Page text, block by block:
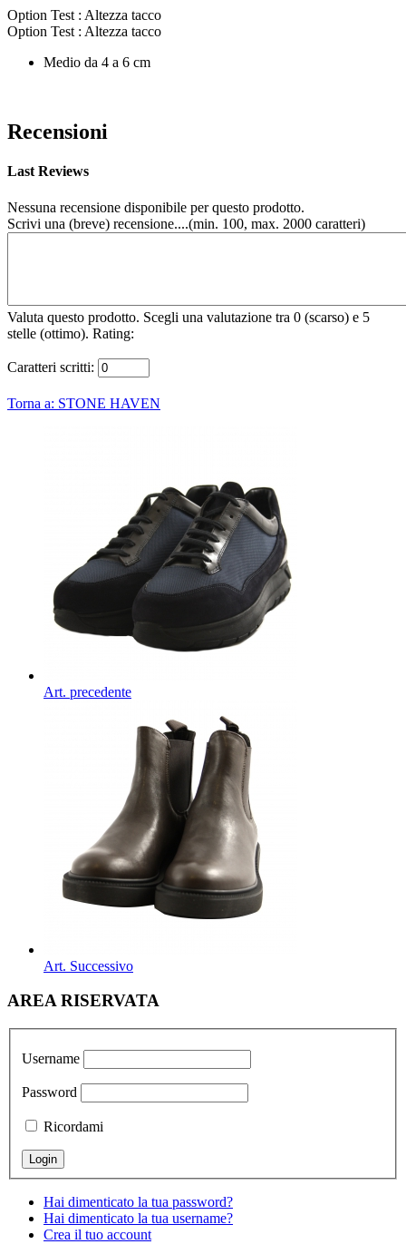
Option Test : Altezza tacco
Option Test : Altezza tacco
Medio da 4 a 6 cm
Recensioni
Last Reviews
Nessuna recensione disponibile per questo prodotto.
Scrivi una (breve) recensione....(min. 100, max. 2000 caratteri)
Valuta questo prodotto. Scegli una valutazione tra 0 (scarso) e 5
stelle (ottimo). Rating:
Caratteri scritti:
Torna a: STONE HAVEN
Art. precedente
Art. Successivo
AREA RISERVATA
Username
Password
Ricordami
Hai dimenticato la tua password?
Hai dimenticato la tua username?
Crea il tuo account